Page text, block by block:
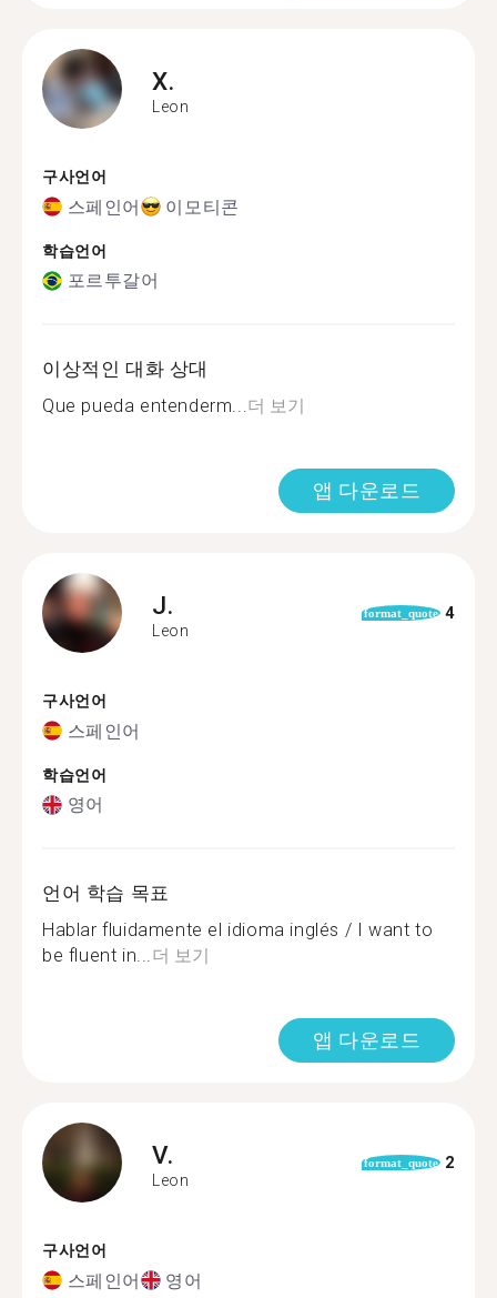
X.
Leon
구사언어
스페인어 이모티콘
학습언어
포르투갈어
이상적인 대화 상대
Que pueda entenderm...더 보기
앱 다운로드
J.
Leon
format_quote 4
구사언어
스페인어
학습언어
영어
언어 학습 목표
Hablar fluidamente el idioma inglés / I want to
be fluent in...더 보기
앱 다운로드
V.
Leon
format_quote 2
구사언어
스페인어 영어